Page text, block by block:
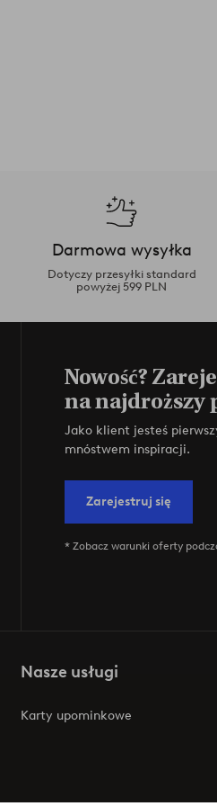
Darmowa wysyłka
Dotyczy przesyłki standard
powyżej 599 PLN
Nowość?
na najdroższy
Jako klient jesteś
mnóstwem inspiracji.
Zarejestruj się
* Zobacz warunki oferty
Nasze usługi
Karty upominkowe